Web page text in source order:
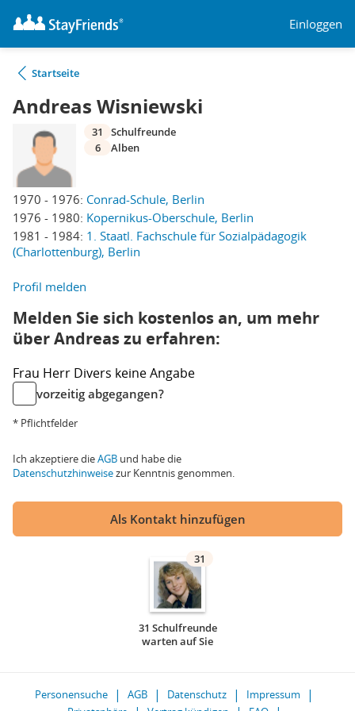
Einloggen
Startseite
Andreas Wisniewski
1970 - 1976: Conrad-Schule, Berlin
1976 - 1980: Kopernikus-Oberschule, Berlin
1981 - 1984: 1. Staatl. Fachschule für Sozialpädagogik
(Charlottenburg), Berlin
31
Schulfreunde
6
Alben
Profil melden
Melden Sie sich kostenlos an, um mehr
über Andreas zu erfahren:
Frau Herr Divers keine Angabe
vorzeitig abgegangen?
* Pflichtfelder
Ich akzeptiere dieAGB und habe die
Datenschutzhinweisezur Kenntnis genommen.
Als Kontakt hinzufügen
31
31 Schulfreunde
warten auf Sie
Personensuche AGB Datenschutz
Impressum